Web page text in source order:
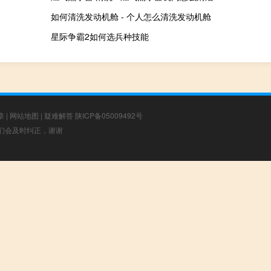
如何清洗发动机舱 - 个人怎么清洗发动机舱
星际争霸2如何选兵种技能
| 网站地图 | 疑难解答 陕ICP备05009492号
会及时纠正，谢谢